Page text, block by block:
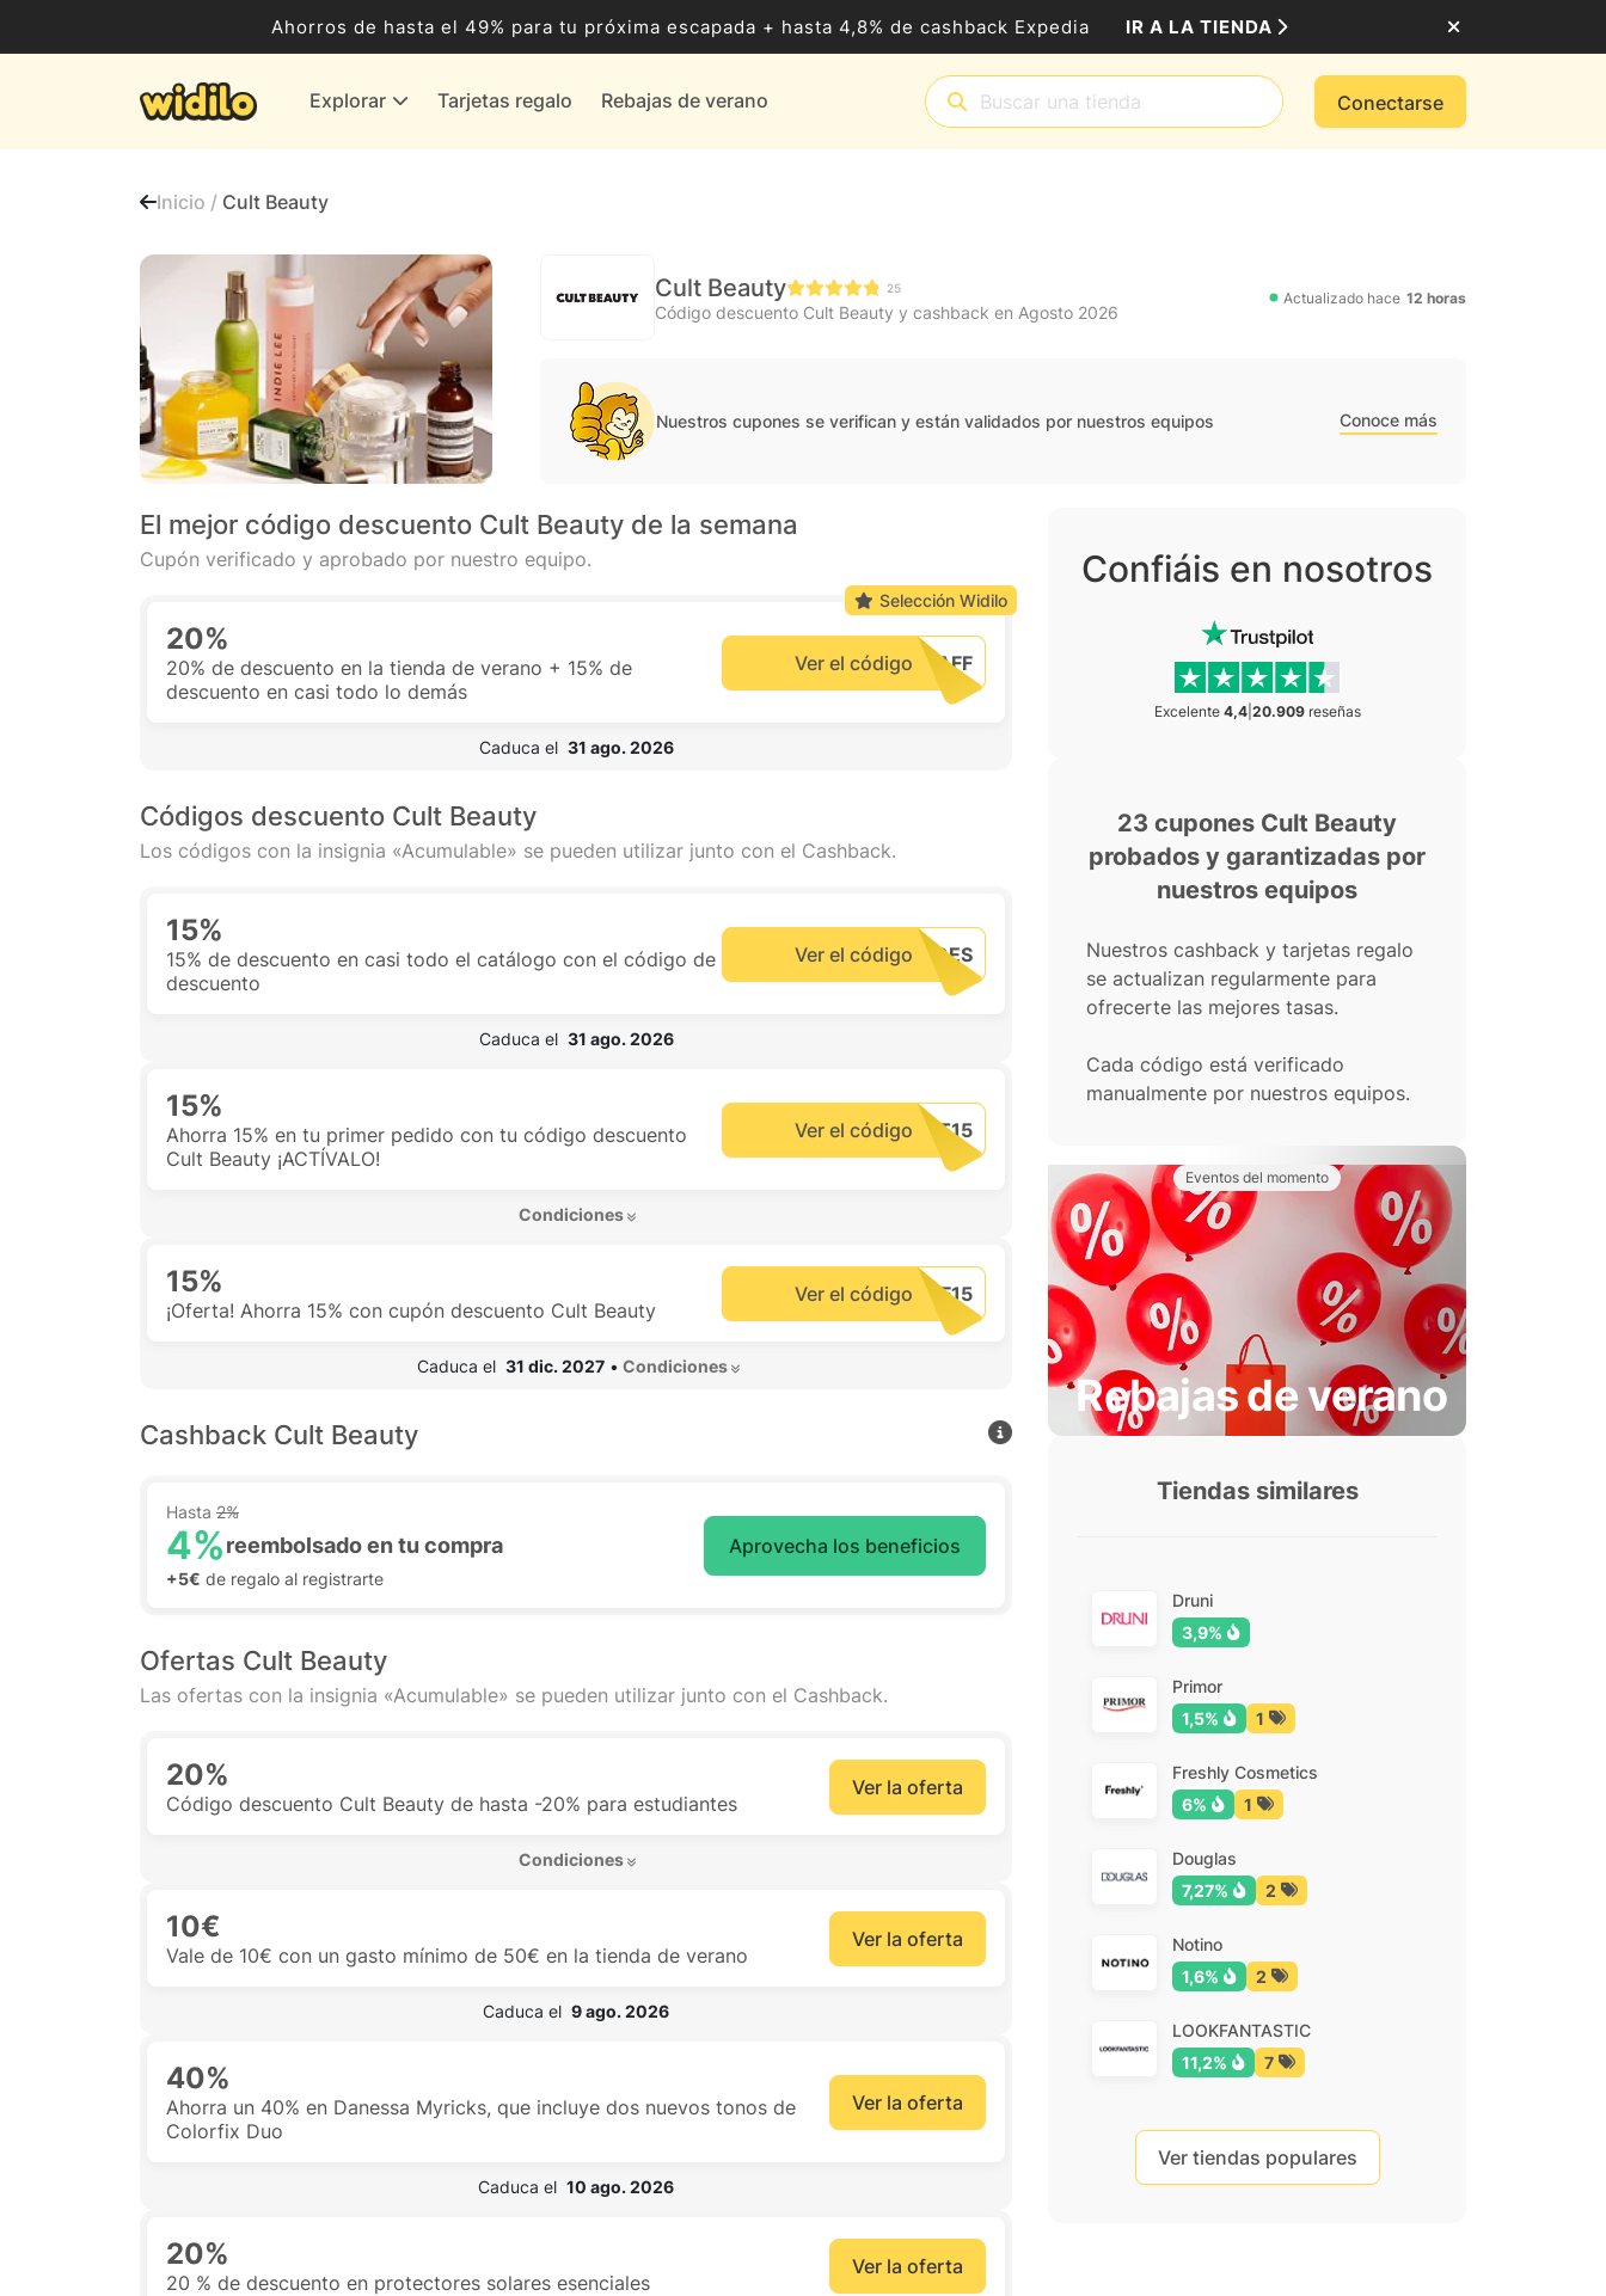
Ahorros de hasta el 49% para tu próxima escapada + hasta 4,8% de cashback Expedia IR A LA TIENDA
Explorar Tarjetas regalo Rebajas de verano Conectarse
Ocio, Entretenimiento y Cultura
Proveedores de gas y energía
Todas las tiendas
Inicio / Cult Beauty
Cult Beauty 25
Código descuento Cult Beauty y cashback en Agosto 2026
Actualizado hace 12 horas
Nuestros cupones se verifican y están validados por nuestros equipos Conoce más
El mejor código descuento Cult Beauty de la semana
Cupón verificado y aprobado por nuestro equipo.
20%
20% de descuento en la tienda de verano + 15% de
descuento en casi todo lo demás
Ver el código
Caduca el 31 ago. 2026
Selección Widilo
Códigos descuento Cult Beauty
Los códigos con la insignia «Acumulable» se pueden utilizar junto con el Cashback.
15%
15% de descuento en casi todo el catálogo con el código de
descuento
Ver el código
Caduca el 31 ago. 2026
15%
Ahorra 15% en tu primer pedido con tu código descuento
Cult Beauty ¡ACTÍVALO!
Ver el código
Condiciones
15%
¡Oferta! Ahorra 15% con cupón descuento Cult Beauty
Ver el código
Caduca el 31 dic. 2027 • Condiciones
Cashback Cult Beauty
Hasta 2%
4%reembolsado en tu compra
+5€ de regalo al registrarte
Aprovecha los beneficios
Ofertas Cult Beauty
Las ofertas con la insignia «Acumulable» se pueden utilizar junto con el Cashback.
20%
Código descuento Cult Beauty de hasta -20% para estudiantes
Ver la oferta
Condiciones
10€
Vale de 10€ con un gasto mínimo de 50€ en la tienda de verano
Ver la oferta
Caduca el 9 ago. 2026
40%
Ahorra un 40% en Danessa Myricks, que incluye dos nuevos tonos de
Colorfix Duo
Ver la oferta
Caduca el 10 ago. 2026
20%
20 % de descuento en protectores solares esenciales
Ver la oferta
Confiáis en nosotros
Excelente 4,4| 20.909reseñas
23 cupones Cult Beauty
probados y garantizadas por
nuestros equipos
Nuestros cashback y tarjetas regalo
se actualizan regularmente para
ofrecerte las mejores tasas.
Cada código está verificado
manualmente por nuestros equipos.
Eventos del momento
Rebajas de verano
Tiendas similares
Druni
3,9%
Primor
1,5%
1
Freshly Cosmetics
6%
1
Douglas
7,27%
2
Notino
1,6%
2
LOOKFANTASTIC
11,2%
7
Ver tiendas populares